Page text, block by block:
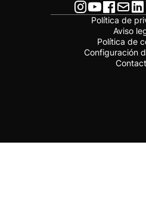
Política de
Aviso
Política de
Configuración